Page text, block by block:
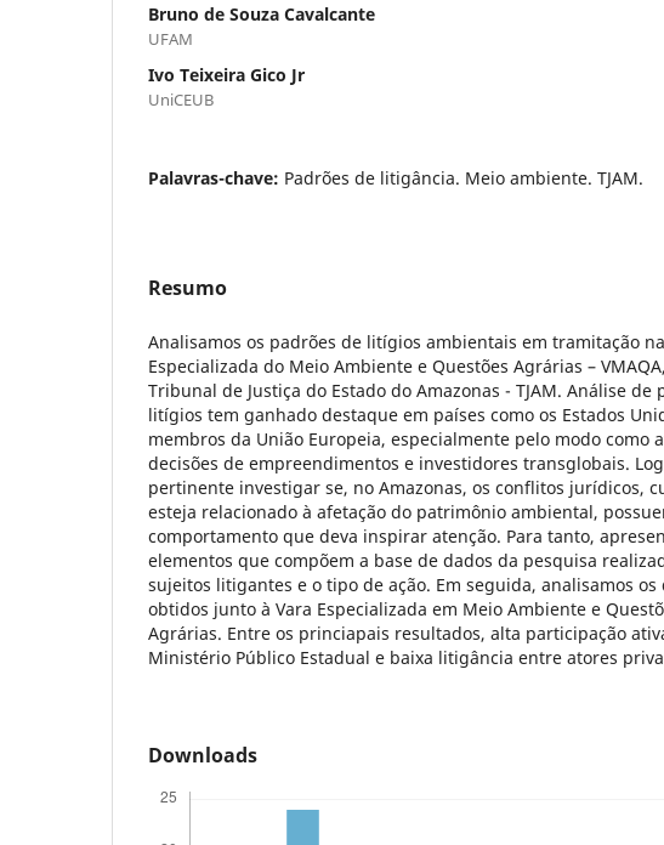
Bruno de Souza Cavalcante
UFAM
Ivo Teixeira Gico Jr
UniCEUB
Palavras-chave: Padrões de litigância. Meio ambiente. TJAM.
Resumo
Analisamos os padrões de litígios ambientais em tramitação
Especializada do Meio Ambiente e Questões Agrárias –
Tribunal de Justiça do Estado do Amazonas - TJAM. Análise de
litígios tem ganhado destaque em países como os Estados
membros da União Europeia, especialmente pelo modo como
decisões de empreendimentos e investidores transglobais.
pertinente investigar se, no Amazonas, os conflitos jurídicos,
esteja relacionado à afetação do patrimônio ambiental,
comportamento que deva inspirar atenção. Para tanto,
elementos que compõem a base de dados da pesquisa
sujeitos litigantes e o tipo de ação. Em seguida, analisamos os
obtidos junto à Vara Especializada em Meio Ambiente e
Agrárias. Entre os princiapais resultados, alta participação
Ministério Público Estadual e baixa litigância entre atores
Downloads